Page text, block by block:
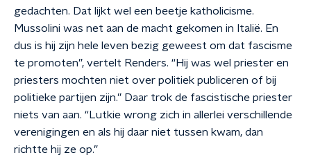
gedachten. Dat lijkt wel een beetje katholicisme.
Mussolini was net aan de macht gekomen in Italië. En
dus is hij zijn hele leven bezig geweest om dat fascisme
te promoten”, vertelt Renders. “Hij was wel priester en
priesters mochten niet over politiek publiceren of bij
politieke partijen zijn.” Daar trok de fascistische priester
niets van aan. “Lutkie wrong zich in allerlei verschillende
verenigingen en als hij daar niet tussen kwam, dan
richtte hij ze op.”